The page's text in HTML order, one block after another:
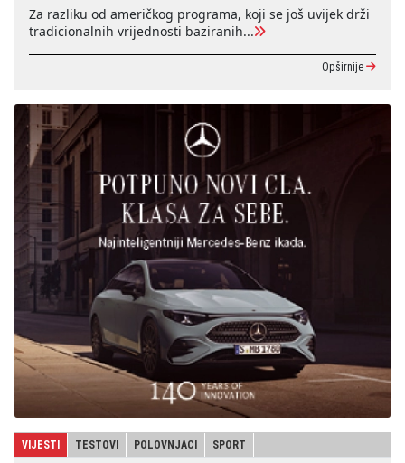
Za razliku od američkog programa, koji se još uvijek drži
tradicionalnih vrijednosti baziranih...
Opširnije
VIJESTI TESTOVI POLOVNJACI SPORT